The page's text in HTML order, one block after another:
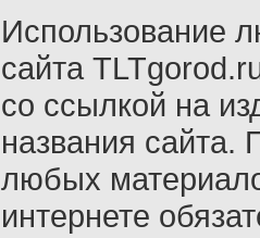
Использование
сайта
со ссылкой на
названия сайта.
любых
интернете